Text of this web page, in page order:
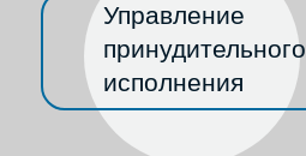
Управление
принудительного
исполнения